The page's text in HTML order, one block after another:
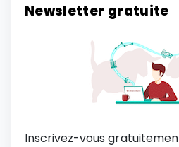
Newsletter gratuite
Inscrivez-vous